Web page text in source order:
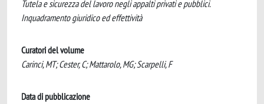
Tutela e sicurezza del lavoro negli appalti privati e pubblici.
Inquadramento giuridico ed effettività
Curatori del volume
Carinci, MT; Cester, C; Mattarolo, MG; Scarpelli, F
Data di pubblicazione